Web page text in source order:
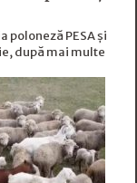
poloneză PESA și
după mai multe